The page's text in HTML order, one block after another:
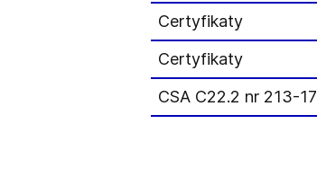
Certyfikaty
Certyfikaty
CSA C22.2 nr 213-17